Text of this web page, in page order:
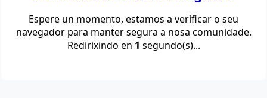
Espere un momento, estamos a verificar o seu
navegador para manter segura a nosa comunidade.
Redirixindo en 1 segundo(s)...